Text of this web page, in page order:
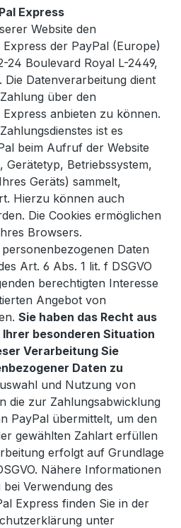
Express
Website den
der PayPal (Europe)
24 Boulevard Royal L-2449,
Datenverarbeitung dient
über den
anbieten zu können.
ist es
beim Aufruf der Website
Gerätetyp, Betriebssystem,
Geräts) sammelt,
Hierzu können auch
Die Cookies ermöglichen
Browsers.
Daten
Art. 6 Abs. 1 lit. f DSGVO
berechtigten Interesse
Angebot von
Sie haben das Recht aus
Ihrer besonderen Situation
Verarbeitung Sie
Daten zu
und Nutzung von
die zur Zahlungsabwicklung
PayPal übermittelt, um den
gewählten Zahlart erfüllen
erfolgt auf Grundlage
Nähere Informationen
Verwendung des
Express finden Sie in der
unter